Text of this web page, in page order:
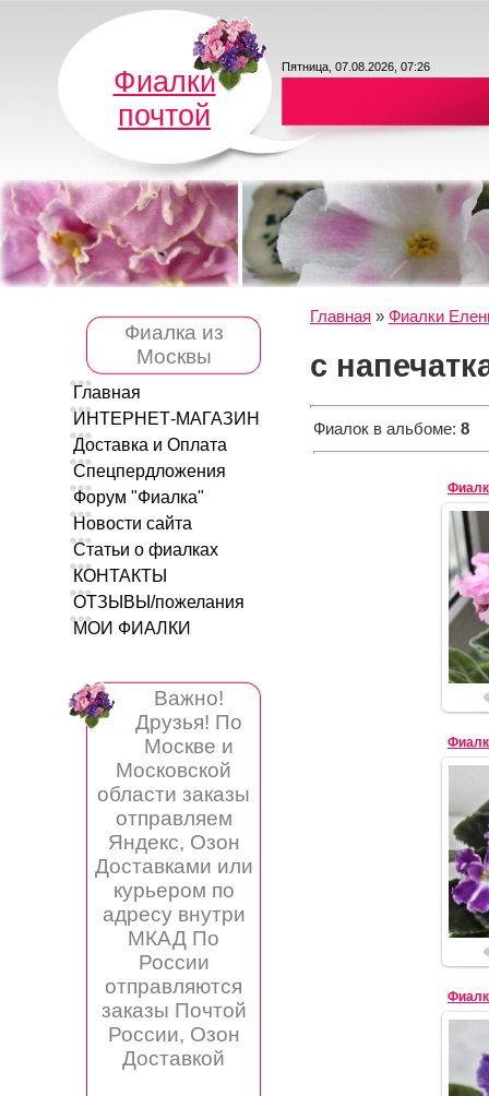
Фиалки
почтой
Пятница, 07.08.2026, 07:26
Фиалка из
Москвы
Главная
ИНТЕРНЕТ-МАГАЗИН
Доставка и Оплата
Спецпердложения
Форум "Фиалка"
Новости сайта
Статьи о фиалках
КОНТАКТЫ
ОТЗЫВЫ/пожелания
МОИ ФИАЛКИ
Важно!
Друзья! По
Москве и
Московской
области заказы
отправляем
Яндекс, Озон
Доставками или
курьером по
адресу внутри
МКАД По
России
отправляются
заказы Почтой
России, Озон
Доставкой
Главная » Фиалки
с
Фиалок в альбоме: 8